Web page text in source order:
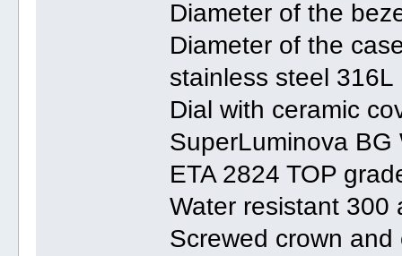
Diameter of the
Diameter of the
stainless steel 316L
Dial with ceramic
SuperLuminova BG
ETA 2824 TOP
Water resistant 300
Screwed crown